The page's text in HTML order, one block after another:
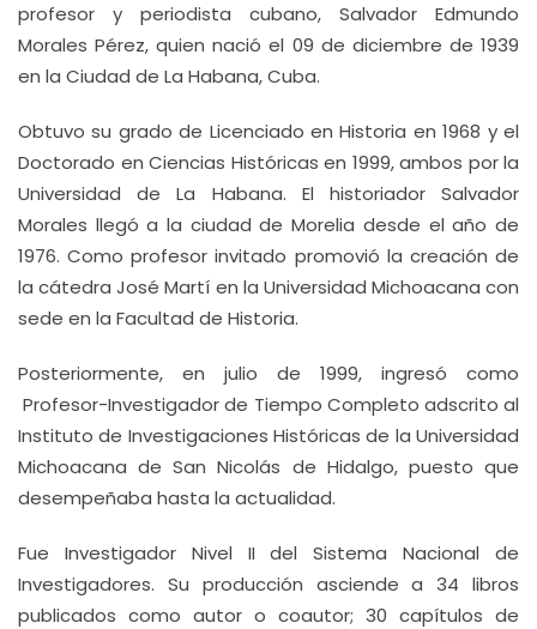
profesor y periodista cubano, Salvador Edmundo
Morales Pérez, quien nació el 09 de diciembre de 1939
en la Ciudad de La Habana, Cuba.
Obtuvo su grado de Licenciado en Historia en 1968 y el
Doctorado en Ciencias Históricas en 1999, ambos por la
Universidad de La Habana. El historiador Salvador
Morales llegó a la ciudad de Morelia desde el año de
1976. Como profesor invitado promovió la creación de
la cátedra José Martí en la Universidad Michoacana con
sede en la Facultad de Historia.
Posteriormente, en julio de 1999, ingresó como
Profesor-Investigador de Tiempo Completo adscrito al
Instituto de Investigaciones Históricas de la Universidad
Michoacana de San Nicolás de Hidalgo, puesto que
desempeñaba hasta la actualidad.
Fue Investigador Nivel II del Sistema Nacional de
Investigadores. Su producción asciende a 34 libros
publicados como autor o coautor; 30 capítulos de